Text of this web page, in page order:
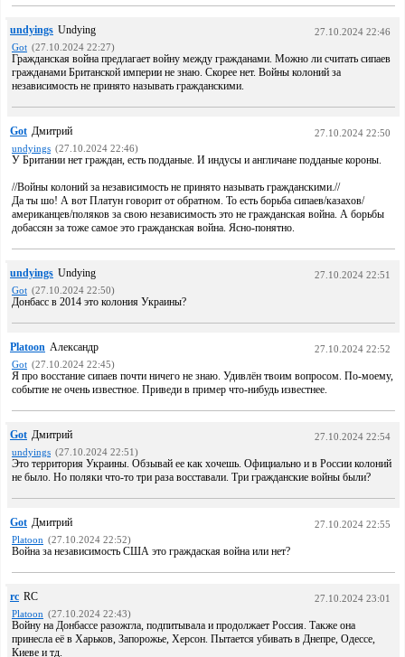
undyings Undying
27.10.2024 22:46
Got (27.10.2024 22:27)
Гражданская война предлагает войну между гражданами. Можно ли считать сипаев
гражданами Британской империи не знаю. Скорее нет. Войны колоний за
независимость не принято называть гражданскими.
Got Дмитрий
27.10.2024 22:50
undyings (27.10.2024 22:46)
У Британии нет граждан, есть подданые. И индусы и англичане подданые короны.
//Войны колоний за независимость не принято называть гражданскими.//
Да ты шо! А вот Платун говорит от обратном. То есть борьба сипаев/казахов/
американцев/поляков за свою независимость это не гражданская война. А борьбы
добассян за тоже самое это гражданская война. Ясно-понятно.
undyings Undying
27.10.2024 22:51
Got (27.10.2024 22:50)
Донбасс в 2014 это колония Украины?
Platoon Александр
27.10.2024 22:52
Got (27.10.2024 22:45)
Я про восстание сипаев почти ничего не знаю. Удивлён твоим вопросом. По-моему,
событие не очень известное. Приведи в пример что-нибудь известнее.
Got Дмитрий
27.10.2024 22:54
undyings (27.10.2024 22:51)
Это территория Украины. Обзывай ее как хочешь. Официально и в России колоний
не было. Но поляки что-то три раза восставали. Три гражданские войны были?
Got Дмитрий
27.10.2024 22:55
Platoon (27.10.2024 22:52)
Война за независимость США это граждаская война или нет?
rc RC
27.10.2024 23:01
Platoon (27.10.2024 22:43)
Войну на Донбассе разожгла, подпитывала и продолжает Россия. Также она
принесла её в Харьков, Запорожье, Херсон. Пытается убивать в Днепре, Одессе,
Киеве и тд.